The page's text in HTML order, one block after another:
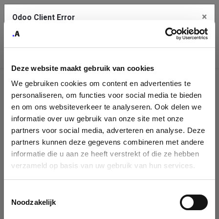
Deze website maakt gebruik van cookies
We gebruiken cookies om content en advertenties te
personaliseren, om functies voor social media te bieden
en om ons websiteverkeer te analyseren. Ook delen we
informatie over uw gebruik van onze site met onze
partners voor social media, adverteren en analyse. Deze
partners kunnen deze gegevens combineren met andere
informatie die u aan ze heeft verstrekt of die ze hebben
verzameld op basis van uw gebruik van hun services.
Noodzakelijk
Company
Identification
Please fill in your company details
You can search a company in our database by name, VAT or
enterprise ID. When a company is selected it will auto-complete the
form. If you don't find your company in our database, you can create
Odoo Client Error ×
service.
See details
Ok